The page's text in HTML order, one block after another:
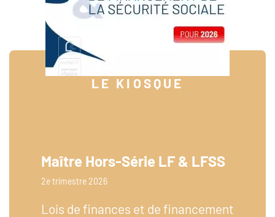
LE KIOSQUE
Maître Hors-Série LF & LFSS
2e trimestre 2026
Lois de finances et de financement